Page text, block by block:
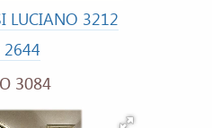
LUCIANO 3212
2644
3084